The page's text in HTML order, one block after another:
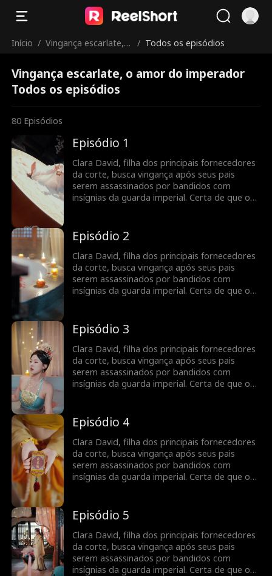
Início / Vingança escarlate, o
/ Todos os episódios
Vingança escarlate, o amor do imperador
Todos os episódios
80 Episódios
Episódio 1
Clara David, filha dos principais fornecedores
da corte, busca vingança após seus pais
serem assassinados por bandidos com
insígnias da guarda imperial. Certa de que o
Inesperadamente, ela se vê atraída por um
guarda misterioso, sem saber que ele é o
próprio Imperador disfarçado. Mas será que
ele é mesmo o responsável pela morte de
seus pais?
Episódio 2
Clara David, filha dos principais fornecedores
da corte, busca vingança após seus pais
serem assassinados por bandidos com
insígnias da guarda imperial. Certa de que o
Inesperadamente, ela se vê atraída por um
guarda misterioso, sem saber que ele é o
próprio Imperador disfarçado. Mas será que
ele é mesmo o responsável pela morte de
seus pais?
Episódio 3
Clara David, filha dos principais fornecedores
da corte, busca vingança após seus pais
serem assassinados por bandidos com
insígnias da guarda imperial. Certa de que o
Inesperadamente, ela se vê atraída por um
guarda misterioso, sem saber que ele é o
próprio Imperador disfarçado. Mas será que
ele é mesmo o responsável pela morte de
seus pais?
Episódio 4
Clara David, filha dos principais fornecedores
da corte, busca vingança após seus pais
serem assassinados por bandidos com
insígnias da guarda imperial. Certa de que o
Inesperadamente, ela se vê atraída por um
guarda misterioso, sem saber que ele é o
próprio Imperador disfarçado. Mas será que
ele é mesmo o responsável pela morte de
seus pais?
Episódio 5
Clara David, filha dos principais fornecedores
da corte, busca vingança após seus pais
serem assassinados por bandidos com
insígnias da guarda imperial. Certa de que o